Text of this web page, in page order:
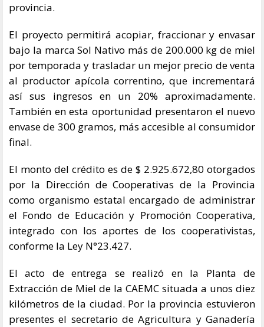
provincia.
El proyecto permitirá acopiar, fraccionar y envasar
bajo la marca Sol Nativo más de 200.000 kg de miel
por temporada y trasladar un mejor precio de venta
al productor apícola correntino, que incrementará
así sus ingresos en un 20% aproximadamente.
También en esta oportunidad presentaron el nuevo
envase de 300 gramos, más accesible al consumidor
final.
El monto del crédito es de $ 2.925.672,80 otorgados
por la Dirección de Cooperativas de la Provincia
como organismo estatal encargado de administrar
el Fondo de Educación y Promoción Cooperativa,
integrado con los aportes de los cooperativistas,
conforme la Ley N°23.427.
El acto de entrega se realizó en la Planta de
Extracción de Miel de la CAEMC situada a unos diez
kilómetros de la ciudad. Por la provincia estuvieron
presentes el secretario de Agricultura y Ganadería